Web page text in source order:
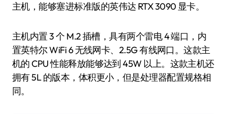
主机，能够塞进标准版的英伟达 RTX 3090 显卡。
主机内置 3 个 M.2 插槽，具有两个雷电 4 端口，内
置英特尔 WiFi 6 无线网卡、2.5G 有线网口。这款主
机的 CPU 性能释放能够达到 45W 以上。这款主机还
拥有 5L 的版本，体积更小，但是处理器配置规格相
同。